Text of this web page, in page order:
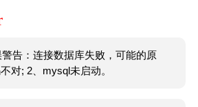
告：连接数据库失败，可能的原
对; 2、mysql未启动。